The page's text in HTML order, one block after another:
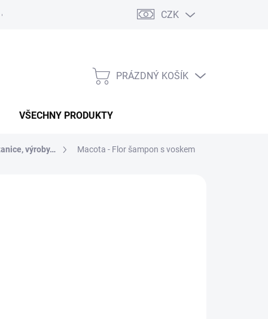
CZK
NÁKUPNÍ
PRÁZDNÝ KOŠÍK
VŠECHNY PRODUKTY
výroby… Macota - Flor šampon s voskem